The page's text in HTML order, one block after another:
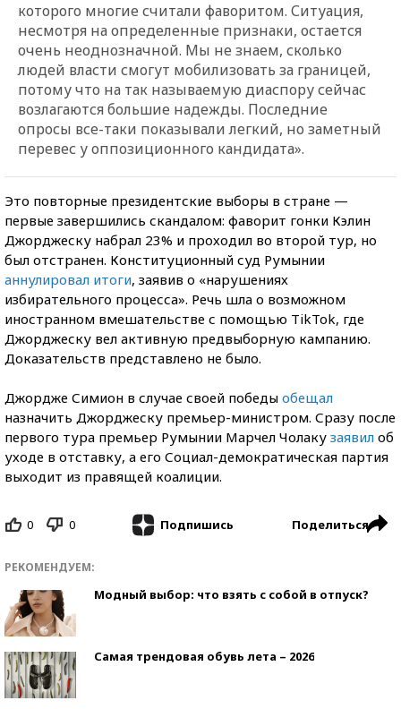
которого многие считали фаворитом. Ситуация,
несмотря на определенные признаки, остается
очень неоднозначной. Мы не знаем, сколько
людей власти смогут мобилизовать за границей,
потому что на так называемую диаспору сейчас
возлагаются большие надежды. Последние
опросы все-таки показывали легкий, но заметный
перевес у оппозиционного кандидата».
Это повторные президентские выборы в стране —
первые завершились скандалом: фаворит гонки Кэлин
Джорджеску набрал 23% и проходил во второй тур, но
был отстранен. Конституционный суд Румынии
аннулировал итоги, заявив о «нарушениях
избирательного процесса». Речь шла о возможном
иностранном вмешательстве с помощью TikTok, где
Джорджеску вел активную предвыборную кампанию.
Доказательств представлено не было.
Джордже Симион в случае своей победы обещал
назначить Джорджеску премьер-министром. Сразу после
первого тура премьер Румынии Марчел Чолаку заявил об
уходе в отставку, а его Социал-демократическая партия
выходит из правящей коалиции.
0 0 Подпишись Поделиться
РЕКОМЕНДУЕМ:
Модный выбор: что взять с собой в отпуск?
Самая трендовая обувь лета – 2026